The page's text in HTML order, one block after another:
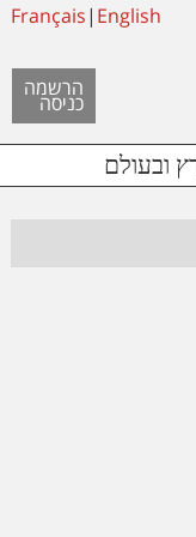
ובעולם
הרשמה
כניסה
Français| English